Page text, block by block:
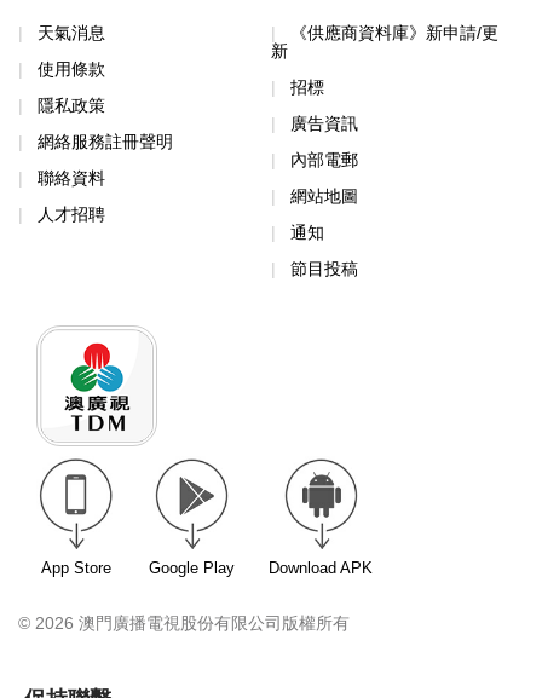
天氣消息
使用條款
隱私政策
網絡服務註冊聲明
聯絡資料
人才招聘
《供應商資料庫》新申請/更
新
招標
廣告資訊
內部電郵
網站地圖
通知
節目投稿
App Store Google Play Download APK
© 2026 澳門廣播電視股份有限公司版權所有